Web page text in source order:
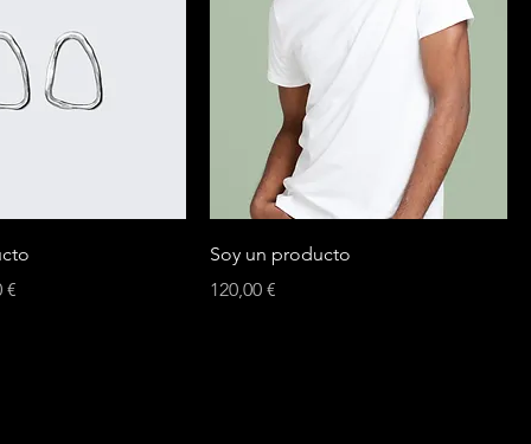
de oferta
€
Soy un producto
Precio
120,00 €